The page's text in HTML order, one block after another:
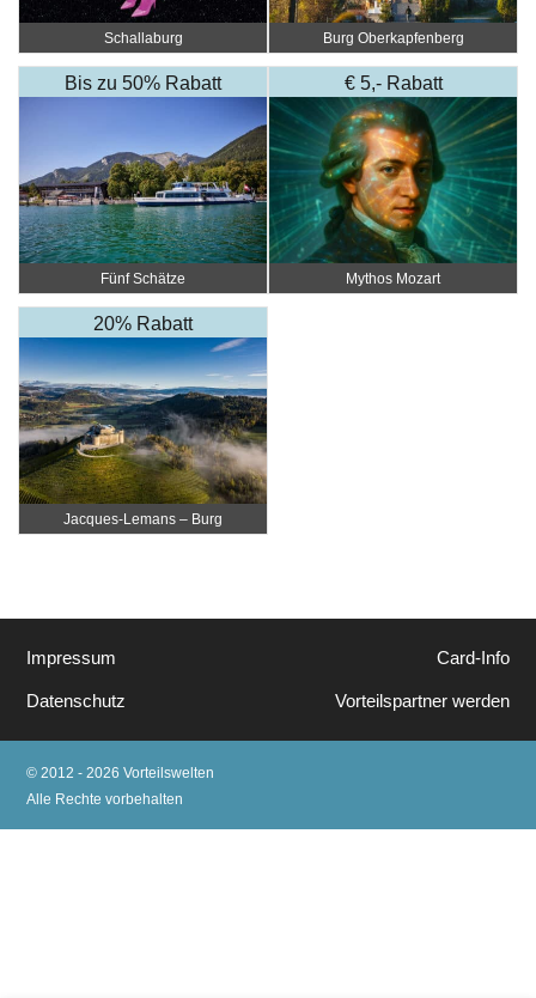
Schallaburg Burg Oberkapfenberg
Bis zu 50% Rabatt
Fünf Schätze
€ 5,- Rabatt
Mythos Mozart
20% Rabatt
Jacques-Lemans – Burg
Impressum
Datenschutz
Card-Info
Vorteilspartner werden
© 2012 - 2026 Vorteilswelten
Alle Rechte vorbehalten